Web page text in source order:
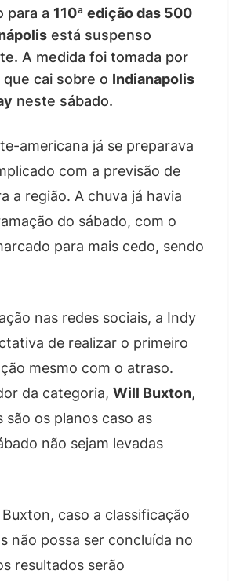
para a 110ª edição das 500
está suspenso
A medida foi tomada por
cai sobre o Indianapolis
neste sábado.
americana já se preparava
com a previsão de
a região. A chuva já havia
do sábado, com o
para mais cedo, sendo
nas redes sociais, a Indy
de realizar o primeiro
mesmo com o atraso.
da categoria, Will Buxton,
são os planos caso as
não sejam levadas
caso a classificação
não possa ser concluída no
resultados serão